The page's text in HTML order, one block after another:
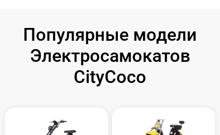
Популярные модели
Электросамокатов
CityCoco